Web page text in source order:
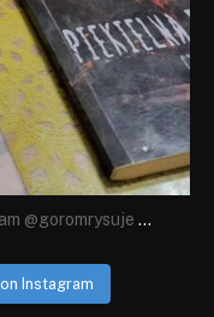
@goromrysuje ...
Instagram